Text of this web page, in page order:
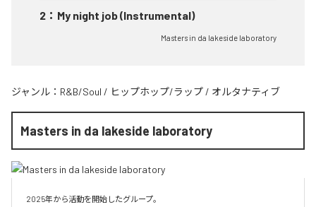
2 ： My night job (Instrumental)
Masters in da lakeside laboratory
ジャンル： R&B/Soul / ヒップホップ/ラップ / オルタナティブ
Masters in da lakeside laboratory
2025年から活動を開始したグループ。